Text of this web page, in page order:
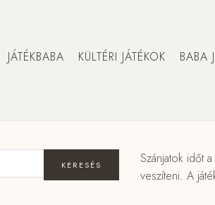
JÁTÉKBABA KÜLTÉRI JÁTÉKOK BABA
Szánjatok időt
veszíteni. A
KERESÉS